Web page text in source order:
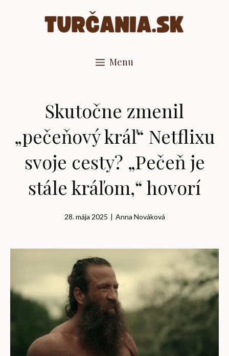
Menu
Skutočne zmenil
„pečeňový kráľ“ Netflixu
svoje cesty? „Pečeň je
stále kráľom,“ hovorí
28. mája 2025 | Anna Nováková